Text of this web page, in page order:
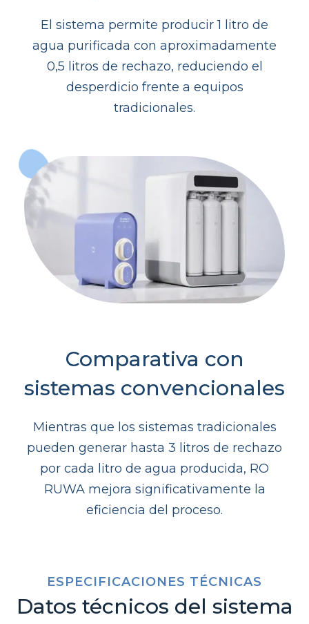
El sistema permite producir 1 litro de
agua purificada con aproximadamente
0,5 litros de rechazo, reduciendo el
desperdicio frente a equipos
tradicionales.
Comparativa con
sistemas convencionales
Mientras que los sistemas tradicionales
pueden generar hasta 3 litros de rechazo
por cada litro de agua producida, RO
RUWA mejora significativamente la
eficiencia del proceso.
ESPECIFICACIONES TÉCNICAS
Datos técnicos del sistema